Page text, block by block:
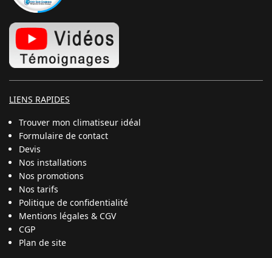
LIENS RAPIDES
Trouver mon climatiseur idéal
Formulaire de contact
Devis
Nos installations
Nos promotions
Nos tarifs
Politique de confidentialité
Mentions légales & CGV
CGP
Plan de site